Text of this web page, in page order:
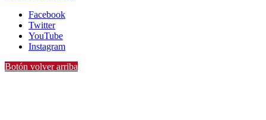
Facebook
Twitter
YouTube
Instagram
Botón volver arriba